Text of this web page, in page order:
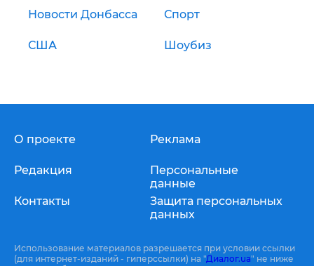
Новости Донбасса Спорт
США Шоубиз
О проекте
Редакция
Контакты
Реклама
Персональные
данные
Защита персональных
данных
Использование материалов разрешается при условии ссылки
(для интернет-изданий - гиперссылки) на "Диалог.ua" не ниже